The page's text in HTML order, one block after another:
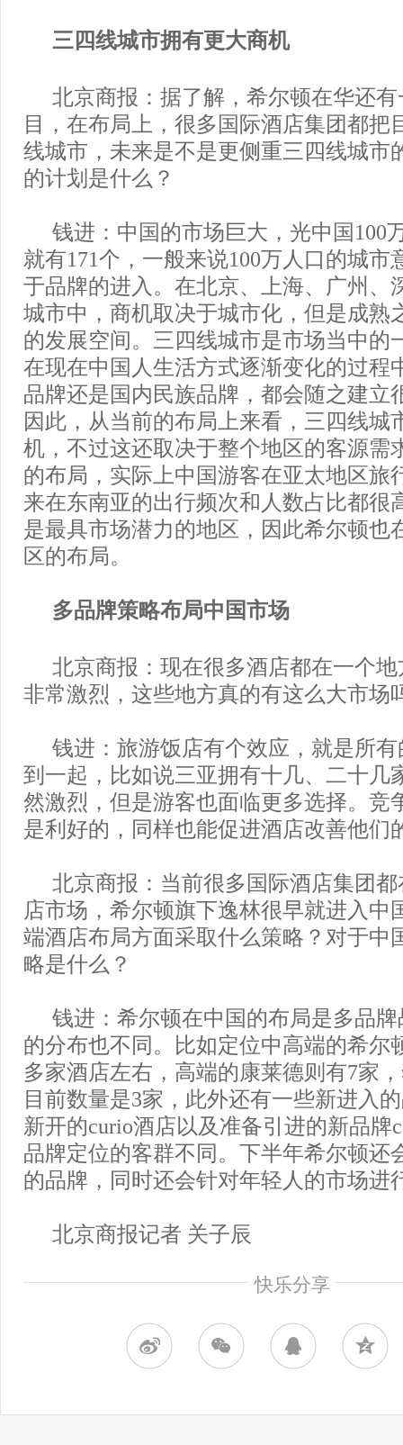
三四线城市拥有更大商机
北京商报：据了解，希尔顿在华还
目，在布局上，很多国际酒店集团都把
线城市，未来是不是更侧重三四线城市
的计划是什么？
钱进：中国的市场巨大，光中国100
就有171个，一般来说100万人口的城市
于品牌的进入。在北京、上海、广州、
城市中，商机取决于城市化，但是成熟
的发展空间。三四线城市是市场当中的
在现在中国人生活方式逐渐变化的过程
品牌还是国内民族品牌，都会随之建立
因此，从当前的布局上来看，三四线城
机，不过这还取决于整个地区的客源需
的布局，实际上中国游客在亚太地区旅
来在东南亚的出行频次和人数占比都很
是最具市场潜力的地区，因此希尔顿也
区的布局。
多品牌策略布局中国市场
北京商报：现在很多酒店都在一个
非常激烈，这些地方真的有这么大市场
钱进：旅游饭店有个效应，就是所
到一起，比如说三亚拥有十几、二十几
然激烈，但是游客也面临更多选择。竞
是利好的，同样也能促进酒店改善他们
北京商报：当前很多国际酒店集团
店市场，希尔顿旗下逸林很早就进入中
端酒店布局方面采取什么策略？对于中
略是什么？
钱进：希尔顿在中国的布局是多品
的分布也不同。比如定位中高端的希尔
多家酒店左右，高端的康莱德则有7家
目前数量是3家，此外还有一些新进入
新开的curio酒店以及准备引进的新品牌
品牌定位的客群不同。下半年希尔顿还
的品牌，同时还会针对年轻人的市场进
北京商报记者 关子辰
快乐分享